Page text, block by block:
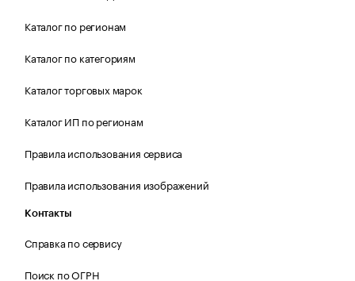
Каталог по регионам
Каталог по категориям
Каталог торговых марок
Каталог ИП по регионам
Правила использования сервиса
Правила использования изображений
Контакты
Справка по сервису
Поиск по ОГРН